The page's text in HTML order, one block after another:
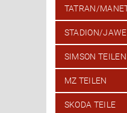
TATRAN/
STADION/
SIMSON TEILEN
MZ TEILEN
SKODA TEILE